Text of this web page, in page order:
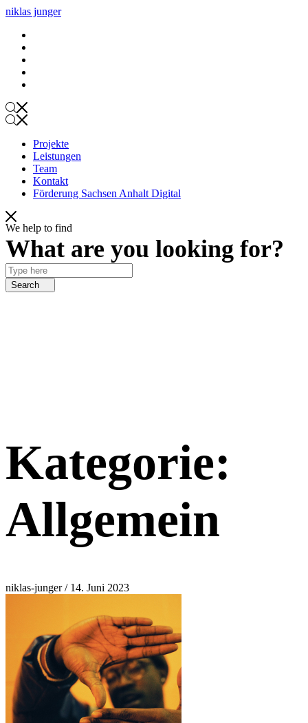
niklas junger
Projekte
Leistungen
Team
Kontakt
Förderung Sachsen Anhalt Digital
We help to find
What are you looking for?
Search
Kategorie:
Allgemein
niklas-junger / 14. Juni 2023